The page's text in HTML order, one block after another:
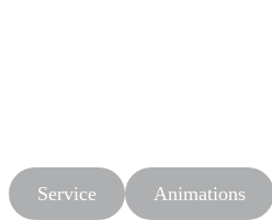
Service Animations